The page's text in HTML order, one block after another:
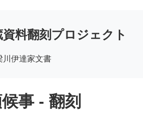
料翻刻プロジェクト
川伊達家文書
事 - 翻刻